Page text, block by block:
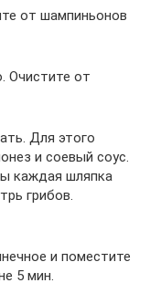
от шампиньонов
Очистите от
Для этого
и соевый соус.
каждая шляпка
грибов.
и поместите
5 мин.